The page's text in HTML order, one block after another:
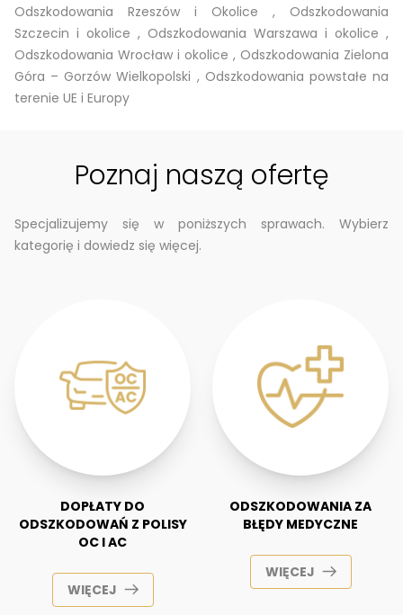
Odszkodowania Rzeszów i Okolice , Odszkodowania
Szczecin i okolice , Odszkodowania Warszawa i okolice ,
Odszkodowania Wrocław i okolice , Odszkodowania Zielona
Góra – Gorzów Wielkopolski , Odszkodowania powstałe na
terenie UE i Europy
Poznaj naszą ofertę
Specjalizujemy się w poniższych sprawach. Wybierz
kategorię i dowiedz się więcej.
DOPŁATY DO
ODSZKODOWAŃ Z POLISY
OC I AC
WIĘCEJ
ODSZKODOWANIA ZA
BŁĘDY MEDYCZNE
WIĘCEJ